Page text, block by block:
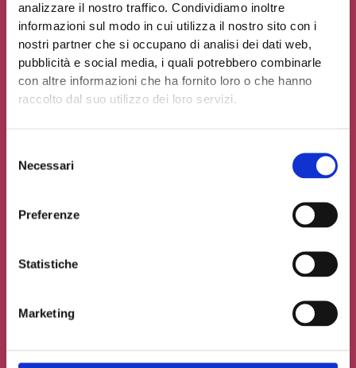
analizzare il nostro traffico. Condividiamo inoltre
informazioni sul modo in cui utilizza il nostro sito con i
nostri partner che si occupano di analisi dei dati web,
pubblicità e social media, i quali potrebbero combinarle
con altre informazioni che ha fornito loro o che hanno
raccolto dal suo utilizzo dei loro servizi.
delNecessari
Preferenze
Statistiche
Marketing
Contribuisci al glossario
Seleziona un'opzione